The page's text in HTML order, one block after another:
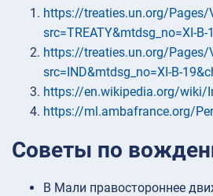
https://treaties.un.org/Pages/
src=TREATY&mtdsg_no=XI-B-
https://treaties.un.org/Pages/
src=IND&mtdsg_no=XI-B-
https://en.wikipedia.org/wiki/
https://ml.ambafrance.org/
Советы по
В Мали правостороннее